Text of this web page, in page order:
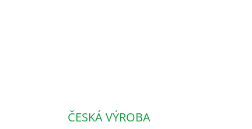
ČESKÁ VÝROBA